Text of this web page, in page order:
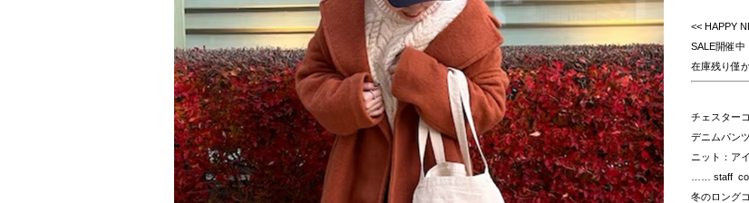
<< HAPPY
SALE開催中
在庫残り僅
チェスター
デニムパン
ニット：ア
…… staff
冬のロング